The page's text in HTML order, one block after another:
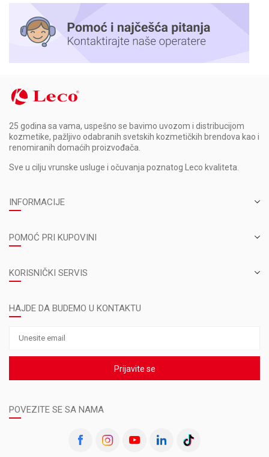
25 godina sa vama, uspešno se bavimo uvozom i distribucijom
kozmetike, pažljivo odabranih svetskih kozmetičkih brendova kao i
renomiranih domaćih proizvođača.
Sve u cilju vrunske usluge i očuvanja poznatog Leco kvaliteta.
INFORMACIJE
POMOĆ PRI KUPOVINI
KORISNIČKI SERVIS
HAJDE DA BUDEMO U KONTAKTU
Prijavite se
POVEZITE SE SA NAMA